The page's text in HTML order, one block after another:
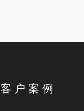
客 户 案 例